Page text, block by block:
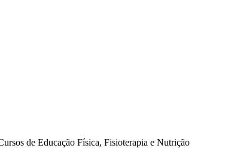
de Educação Física, Fisioterapia e Nutrição